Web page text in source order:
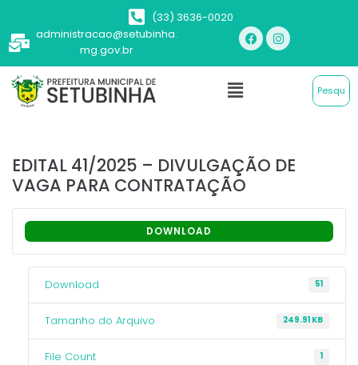
(33) 3636-0020
administracao@setubinha.
mg.gov.br
EDITAL 41/2025 – DIVULGAÇÃO DE
VAGA PARA CONTRATAÇÃO
DOWNLOAD
Download 51
Tamanho do Arquivo 249.91 KB
File Count 1